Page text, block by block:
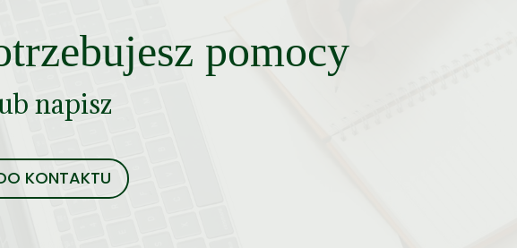
pomocy
napisz
KONTAKTU